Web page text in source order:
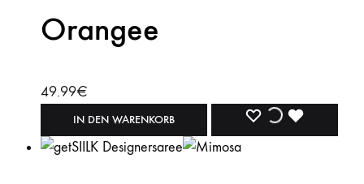
Orangee
49.99€
IN DEN WARENKORB WISHLISTWISHLIST